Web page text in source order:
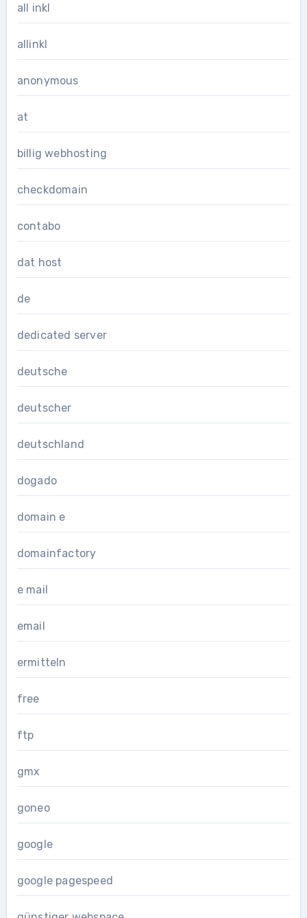
all inkl
allinkl
anonymous
at
billig webhosting
checkdomain
contabo
dat host
de
dedicated server
deutsche
deutscher
deutschland
dogado
domain e
domainfactory
e mail
email
ermitteln
free
ftp
gmx
goneo
google
google pagespeed